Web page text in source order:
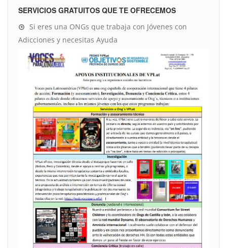
SERVICIOS GRATUITOS QUE TE OFRECEMOS
Si eres una ONGs que trabaja con Jóvenes con
Adicciones y necesitas Ayuda